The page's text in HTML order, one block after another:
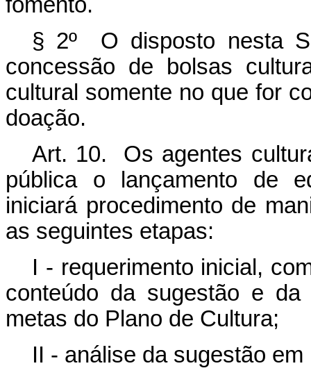
§ 2º O disposto nesta
concessão de bolsas
cultural somente no que for
doação.
Art. 10. Os agentes
pública o lançamento de
iniciará procedimento de
as seguintes etapas:
I - requerimento inicial,
conteúdo da sugestão e
metas do Plano de Cultura;
II - análise da sugestão